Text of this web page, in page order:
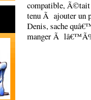
compatible,
tenu Ã ajouter un
Denis, sache
manger Ã